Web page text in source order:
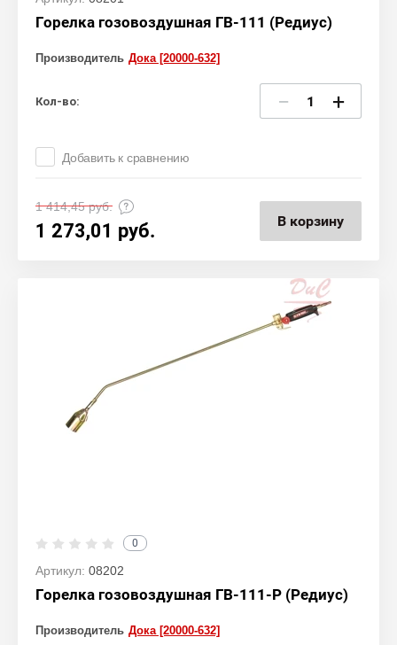
Горелка гозовоздушная ГВ-111 (Редиус)
Производитель Дока [20000-632]
Кол-во: − +
Добавить к сравнению
1 414,45руб.
1 273,01 руб. В корзину
0
Артикул: 08202
Горелка гозовоздушная ГВ-111-Р (Редиус)
Производитель Дока [20000-632]